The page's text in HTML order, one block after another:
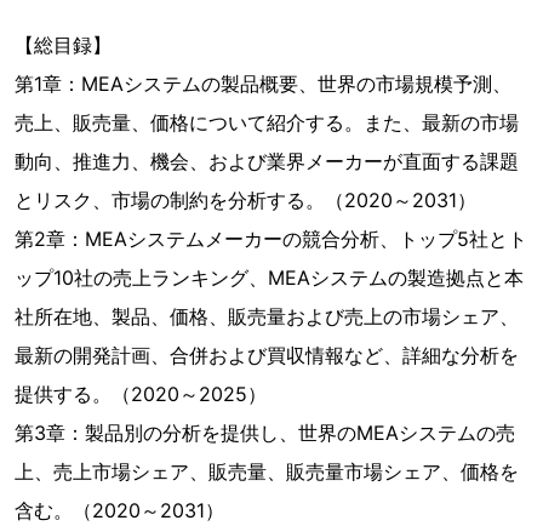
【総目録】
第1章：MEAシステムの製品概要、世界の市場規模予測、
売上、販売量、価格について紹介する。また、最新の市場
動向、推進力、機会、および業界メーカーが直面する課題
とリスク、市場の制約を分析する。（2020～2031）
第2章：MEAシステムメーカーの競合分析、トップ5社とト
ップ10社の売上ランキング、MEAシステムの製造拠点と本
社所在地、製品、価格、販売量および売上の市場シェア、
最新の開発計画、合併および買収情報など、詳細な分析を
提供する。（2020～2025）
第3章：製品別の分析を提供し、世界のMEAシステムの売
上、売上市場シェア、販売量、販売量市場シェア、価格を
含む。（2020～2031）